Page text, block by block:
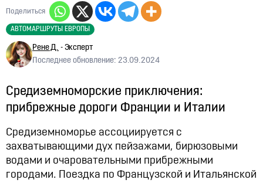
Поделиться
АВТОМАРШРУТЫ ЕВРОПЫ
Рене Д. - Эксперт
Последнее обновление: 23.09.2024
Средиземноморские приключения:
прибрежные дороги Франции и Италии
Средиземноморье ассоциируется с
захватывающими дух пейзажами, бирюзовыми
водами и очаровательными прибрежными
городами. Поездка по Французской и Итальянской